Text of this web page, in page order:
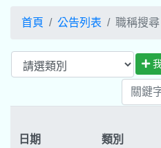
首頁 公告列表 職稱搜尋
日期 類別